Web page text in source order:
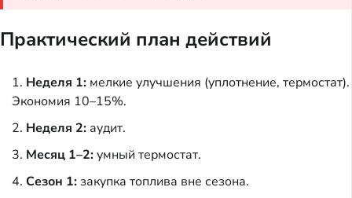
Практический план действий
Неделя 1: мелкие улучшения (уплотнение, термостат).
Экономия 10–15%.
Неделя 2: аудит.
Месяц 1–2:умный термостат.
Сезон 1:закупка топлива вне сезона.